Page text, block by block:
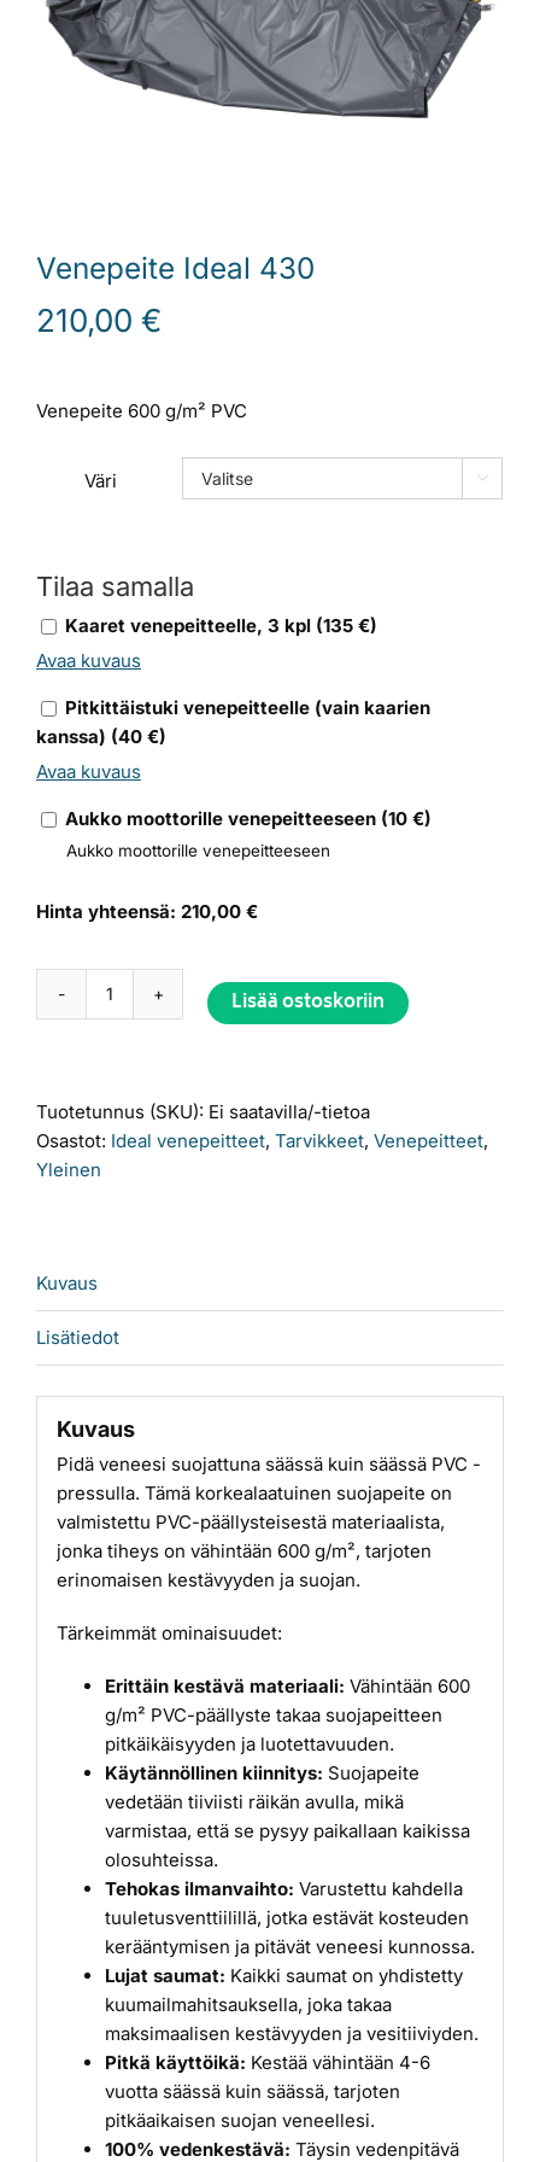
Laiturit
Asiakaskokemuksia
Venepeite Ideal 430
210,00 €
Venepeite 600 g/m² PVC
Väri 
Tilaa samalla
Kaaret venepeitteelle, 3 kpl (135 €)
Avaa kuvaus
Pitkittäistuki venepeitteelle (vain kaarien
kanssa) (40 €)
Avaa kuvaus
Aukko moottorille venepeitteeseen (10 €)
Aukko moottorille venepeitteeseen
Hinta yhteensä: 210,00 €
Venepeite
Lisää ostoskoriin
Tuotetunnus (SKU): Ei saatavilla/-tietoa
Osastot: Ideal venepeitteet, Tarvikkeet, Venepeitteet,
Yleinen
Kuvaus
Lisätiedot
Kuvaus
Pidä veneesi suojattuna säässä kuin säässä PVC -
pressulla. Tämä korkealaatuinen suojapeite on
valmistettu PVC-päällysteisestä materiaalista,
jonka tiheys on vähintään 600 g/m², tarjoten
erinomaisen kestävyyden ja suojan.
Tärkeimmät ominaisuudet:
Erittäin kestävä materiaali: Vähintään 600
g/m² PVC-päällyste takaa suojapeitteen
pitkäikäisyyden ja luotettavuuden.
Käytännöllinen kiinnitys: Suojapeite
vedetään tiiviisti räikän avulla, mikä
varmistaa, että se pysyy paikallaan kaikissa
olosuhteissa.
Tehokas ilmanvaihto: Varustettu kahdella
tuuletusventtiilillä, jotka estävät kosteuden
kerääntymisen ja pitävät veneesi kunnossa.
Lujat saumat: Kaikki saumat on yhdistetty
kuumailmahitsauksella, joka takaa
maksimaalisen kestävyyden ja vesitiiviyden.
Pitkä käyttöikä: Kestää vähintään 4-6
vuotta säässä kuin säässä, tarjoten
pitkäaikaisen suojan veneellesi.
100% vedenkestävä: Täysin vedenpitävä